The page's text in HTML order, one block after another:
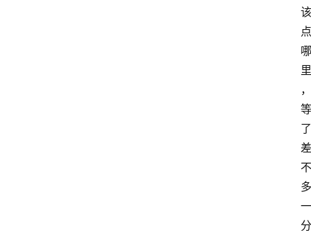
该
点
哪
里
，
等
了
差
不
多
一
分